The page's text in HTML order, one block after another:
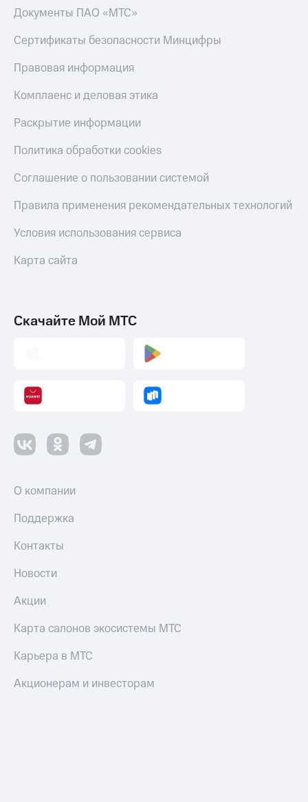
Документы ПАО «МТС»
Сертификаты безопасности Минцифры
Правовая информация
Комплаенс и деловая этика
Раскрытие информации
Политика обработки cookies
Соглашение о пользовании системой
Правила применения рекомендательных технологий
Условия использования сервиса
Карта сайта
Скачайте Мой МТС
О компании
Поддержка
Контакты
Новости
Акции
Карта салонов экосистемы МТС
Карьера в МТС
Акционерам и инвесторам